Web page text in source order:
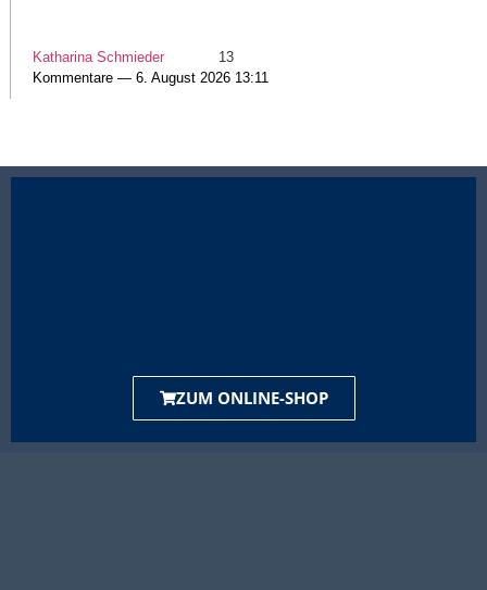
Katharina Schmieder
13
Kommentare — 6. August 2026 13:11
ZUM ONLINE-SHOP